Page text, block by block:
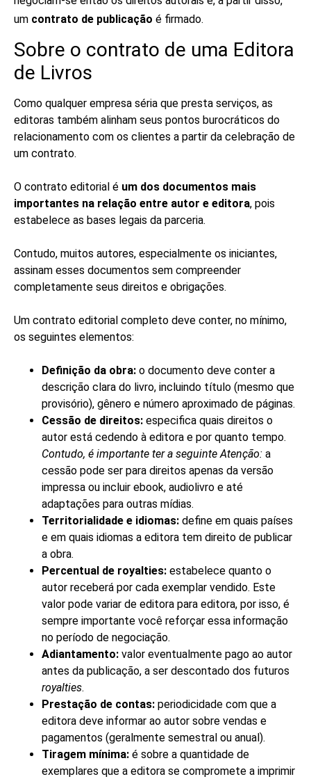
um contrato de publicação é firmado.
Sobre o contrato de uma Editora
de Livros
Como qualquer empresa séria que presta serviços, as
editoras também alinham seus pontos burocráticos do
relacionamento com os clientes a partir da celebração de
um contrato.
O contrato editorial é um dos documentos mais
importantes na relação entre autor e editora, pois
estabelece as bases legais da parceria.
Contudo, muitos autores, especialmente os iniciantes,
assinam esses documentos sem compreender
completamente seus direitos e obrigações.
Um contrato editorial completo deve conter, no mínimo,
os seguintes elementos:
Definição da obra: o documento deve conter a
descrição clara do livro, incluindo título (mesmo que
provisório), gênero e número aproximado de páginas.
Cessão de direitos: especifica quais direitos o
autor está cedendo à editora e por quanto tempo.
Contudo, é importante ter a seguinte Atenção: a
cessão pode ser para direitos apenas da versão
impressa ou incluir ebook, audiolivro e até
adaptações para outras mídias.
Territorialidade e idiomas: define em quais países
e em quais idiomas a editora tem direito de publicar
a obra.
Percentual de royalties: estabelece quanto o
autor receberá por cada exemplar vendido. Este
valor pode variar de editora para editora, por isso, é
sempre importante você reforçar essa informação
no período de negociação.
Adiantamento: valor eventualmente pago ao autor
antes da publicação, a ser descontado dos futuros
royalties.
Prestação de contas: periodicidade com que a
editora deve informar ao autor sobre vendas e
pagamentos (geralmente semestral ou anual).
Tiragem mínima: é sobre a quantidade de
exemplares que a editora se compromete a imprimir